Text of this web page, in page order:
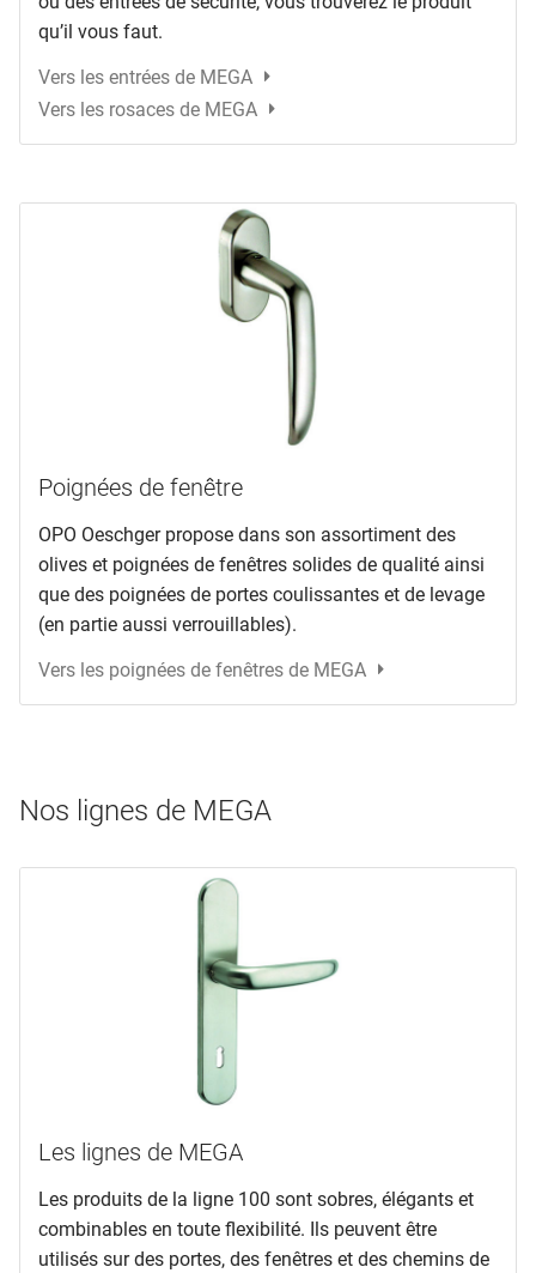
qu’il vous faut.
Vers les entrées de MEGA
Vers les rosaces de MEGA
Poignées de fenêtre
OPO Oeschger propose dans son assortiment des
olives et poignées de fenêtres solides de qualité ainsi
que des poignées de portes coulissantes et de levage
(en partie aussi verrouillables).
Vers les poignées de fenêtres de MEGA
Nos lignes de MEGA
Les lignes de MEGA
Les produits de la ligne 100 sont sobres, élégants et
combinables en toute flexibilité. Ils peuvent être
utilisés sur des portes, des fenêtres et des chemins de